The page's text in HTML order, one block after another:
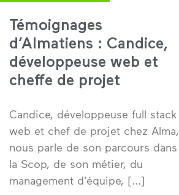
Témoignages
d’Almatiens : Candice,
développeuse web et
cheffe de projet
Candice, développeuse full stack
web et chef de projet chez Alma,
nous parle de son parcours dans
la Scop, de son métier, du
management d’équipe,